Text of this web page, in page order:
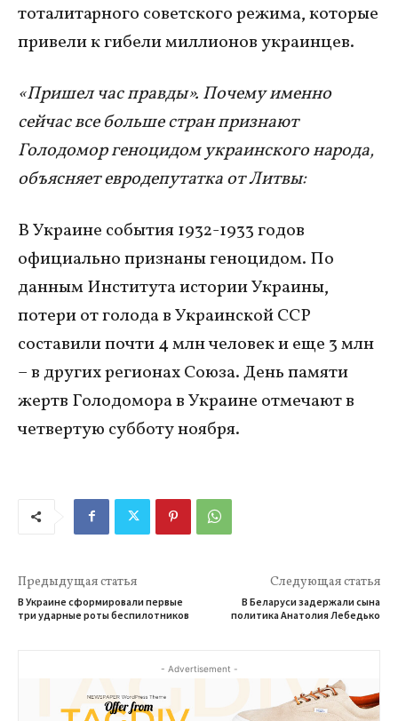
тоталитарного советского режима, которые
привели к гибели миллионов украинцев.
«Пришел час правды». Почему именно
сейчас все больше стран признают
Голодомор геноцидом украинского народа,
объясняет евродепутатка от Литвы:
В Украине события 1932-1933 годов
официально признаны геноцидом. По
данным Института истории Украины,
потери от голода в Украинской ССР
составили почти 4 млн человек и еще 3 млн
– в других регионах Союза. День памяти
жертв Голодомора в Украине отмечают в
четвертую субботу ноября.
Предыдущая статья
В Украине сформировали первые
три ударные роты беспилотников
Следующая статья
В Беларуси задержали сына
политика Анатолия Лебедько
- Advertisement -